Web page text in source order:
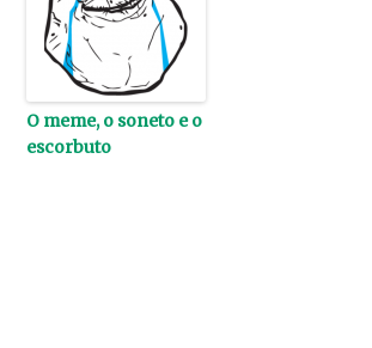
O meme, o soneto e o
escorbuto